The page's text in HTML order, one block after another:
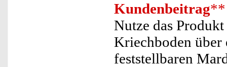
Kundenbeitrag**
Nutze das
Kriechboden über
feststellbaren